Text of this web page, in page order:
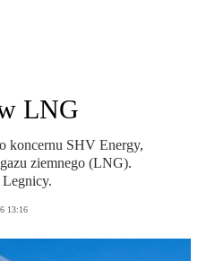
LNG
koncernu SHV Energy,
ziemnego (LNG).
Legnicy.
13:16